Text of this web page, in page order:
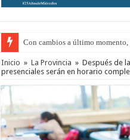
Con cambios a último
Adopción en Entre Ríos: el 35%
Inicio » La Provincia » Después de
presenciales serán en horario